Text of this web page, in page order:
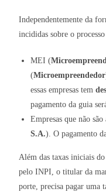
Independentemente da
incididas sobre o
MEI (
(Microempreendedor
essas empresas tem
pagamento da guia
Empresas que não
S.A.). O pagamento
Além das taxas iniciais
pelo INPI, o titular da
porte, precisa pagar uma